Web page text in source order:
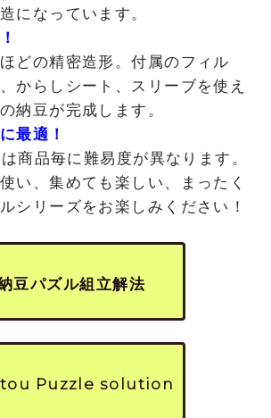
になっています。
どの精密造形。付属のフィル
からしシート、スリーブを使え
納豆が完成します。
最適！
商品毎に難易度が異なります。
い、集めても楽しい、まったく
シリーズをお楽しみください！
豆パズル組立解法
Puzzle solution